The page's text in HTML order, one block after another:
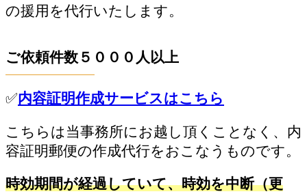
の援用を代行いたします。
ご依頼件数５０００人以上
✅内容証明作成サービスはこちら
こちらは当事務所にお越し頂くことなく、内
容証明郵便の作成代行をおこなうものです。
時効期間が経過していて、時効を中断（更